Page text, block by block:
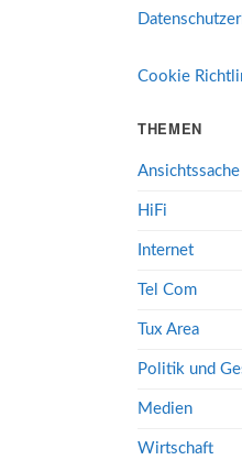
Cookie
THEMEN
Ansichtssache
HiFi
Internet
Tel Com
Tux Area
Politik und
Medien
Wirtschaft